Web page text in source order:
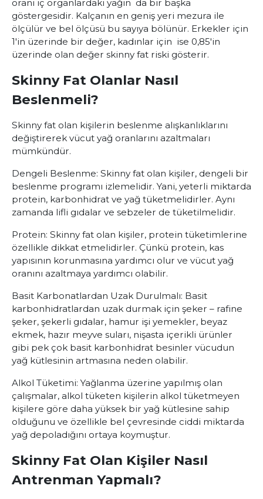
oranı iç organlardaki yağın da bir başka
göstergesidir. Kalçanın en geniş yeri mezura ile
ölçülür ve bel ölçüsü bu sayıya bölünür. Erkekler için
1'in üzerinde bir değer, kadınlar için ise 0,85'in
üzerinde olan değer skinny fat riski gösterir.
Skinny Fat Olanlar Nasıl
Beslenmeli?
Skinny fat olan kişilerin beslenme alışkanlıklarını
değiştirerek vücut yağ oranlarını azaltmaları
mümkündür.
Dengeli Beslenme: Skinny fat olan kişiler, dengeli bir
beslenme programı izlemelidir. Yani, yeterli miktarda
protein, karbonhidrat ve yağ tüketmelidirler. Aynı
zamanda lifli gıdalar ve sebzeler de tüketilmelidir.
Protein: Skinny fat olan kişiler, protein tüketimlerine
özellikle dikkat etmelidirler. Çünkü protein, kas
yapısının korunmasına yardımcı olur ve vücut yağ
oranını azaltmaya yardımcı olabilir.
Basit Karbonatlardan Uzak Durulmalı: Basit
karbonhidratlardan uzak durmak için şeker – rafine
şeker, şekerli gıdalar, hamur işi yemekler, beyaz
ekmek, hazır meyve suları, nişasta içerikli ürünler
gibi pek çok basit karbonhidrat besinler vücudun
yağ kütlesinin artmasına neden olabilir.
Alkol Tüketimi: Yağlanma üzerine yapılmış olan
çalışmalar, alkol tüketen kişilerin alkol tüketmeyen
kişilere göre daha yüksek bir yağ kütlesine sahip
olduğunu ve özellikle bel çevresinde ciddi miktarda
yağ depoladığını ortaya koymuştur.
Skinny Fat Olan Kişiler Nasıl
Antrenman Yapmalı?